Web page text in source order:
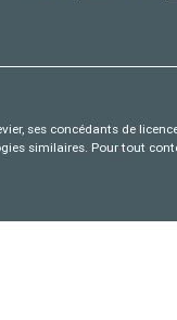
ses concédants de
similaires. Pour tout